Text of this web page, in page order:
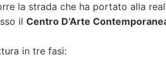
la strada che ha portato alla
il Centro D’Arte
in tre fasi: